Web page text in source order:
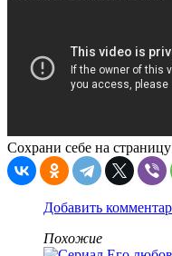
Сохрани себе на страницу
Добавить
Похожие